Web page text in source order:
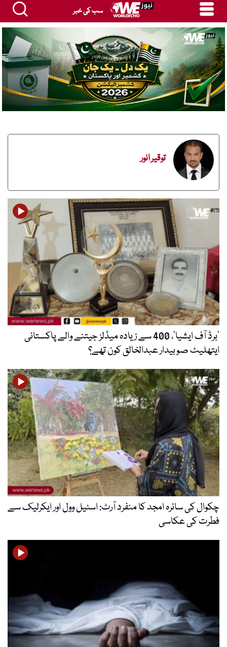
سب کی خبر
توقیر انور
’برڈ آف ایشیا‘، 400 سے زیادہ میڈلز جیتنے والے پاکستانی
ایتھلیٹ صوبیدار عبدالخالق کون تھے؟
چکوال کی سائرہ امجد کا منفرد آرٹ: اسٹیل وول اور ایکرلیک سے
فطرت کی عکاسی